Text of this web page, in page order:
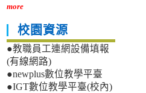
more
校園資源
●教職員工連網設備填報
(有線網路)
●newplus數位教學平臺
●IGT數位教學平臺(校內)